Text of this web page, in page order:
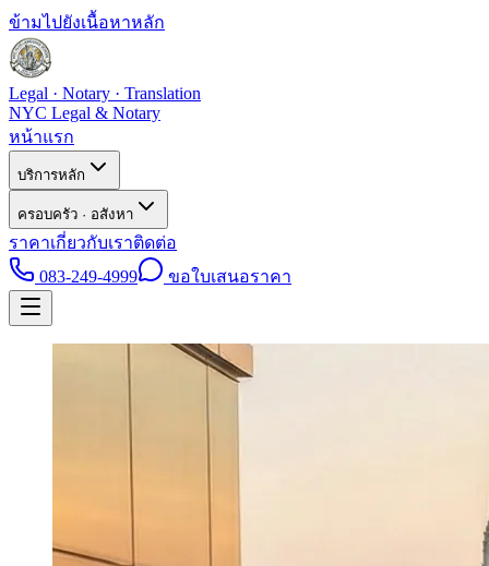
ข้ามไปยังเนื้อหาหลัก
Legal · Notary · Translation
NYC Legal & Notary
หน้าแรก
บริการหลัก
ครอบครัว · อสังหา
ราคาเกี่ยวกับเราติดต่อ
083-249-4999
ขอใบเสนอราคา